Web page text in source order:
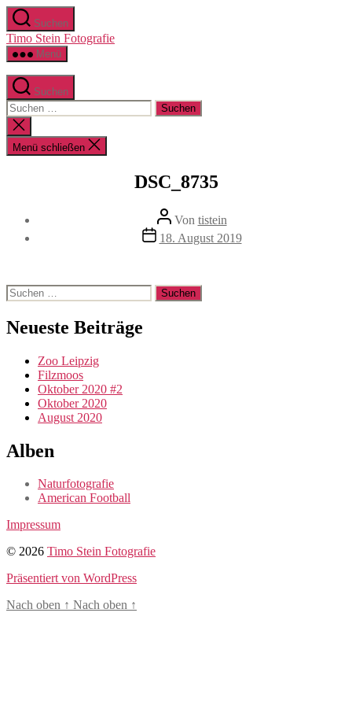
Zum
Inhalt
springen
Suchen
Timo Stein Fotografie
Menü
Suchen
Suchen
nach:
Suche
schließen
Menü schließen
DSC_8735
Beitragsautor
Von tistein
Veröffentlichungsdatum
18. August 2019
Suchen
nach:
Neueste Beiträge
Zoo Leipzig
Filzmoos
Oktober 2020 #2
Oktober 2020
August 2020
Alben
Naturfotografie
American Football
Impressum
© 2026 Timo Stein Fotografie
Präsentiert von WordPress
Nach oben ↑ Nach oben ↑